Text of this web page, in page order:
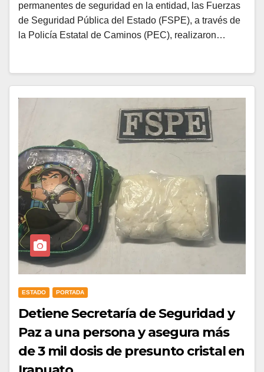
permanentes de seguridad en la entidad, las Fuerzas
de Seguridad Pública del Estado (FSPE), a través de
la Policía Estatal de Caminos (PEC), realizaron…
ESTADO PORTADA
Detiene Secretaría de Seguridad y
Paz a una persona y asegura más
de 3 mil dosis de presunto cristal en